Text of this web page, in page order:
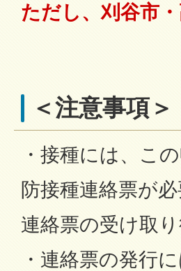
ただし、刈谷市
＜注意事項＞
・接種には、こ
防接種連絡票が
連絡票の受け取
・連絡票の発行